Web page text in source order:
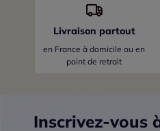
Livraison partout
en France à domicile ou en
point de retrait
Inscrivez-vous